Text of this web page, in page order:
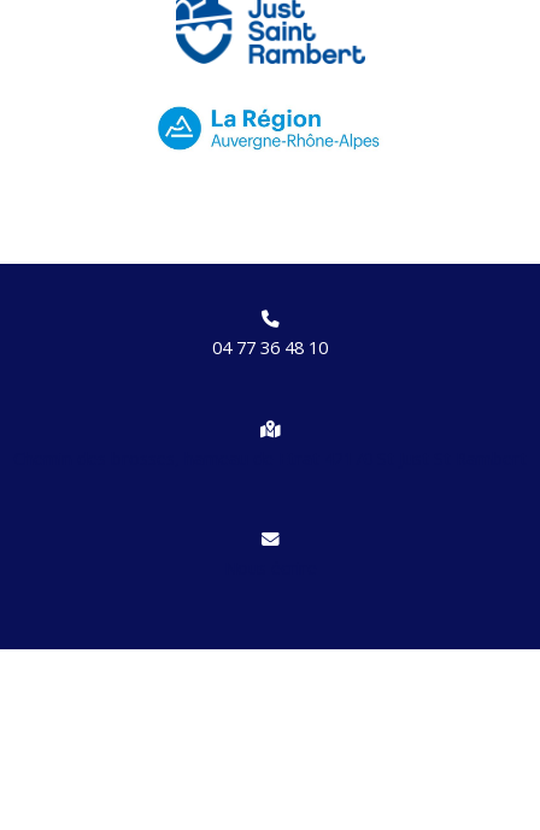
04 77 36 48 10